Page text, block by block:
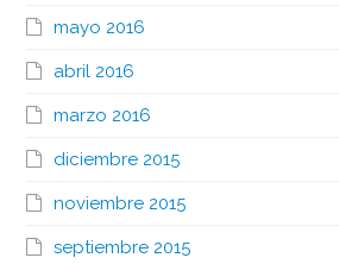
mayo 2016
abril 2016
marzo 2016
diciembre 2015
noviembre 2015
septiembre 2015